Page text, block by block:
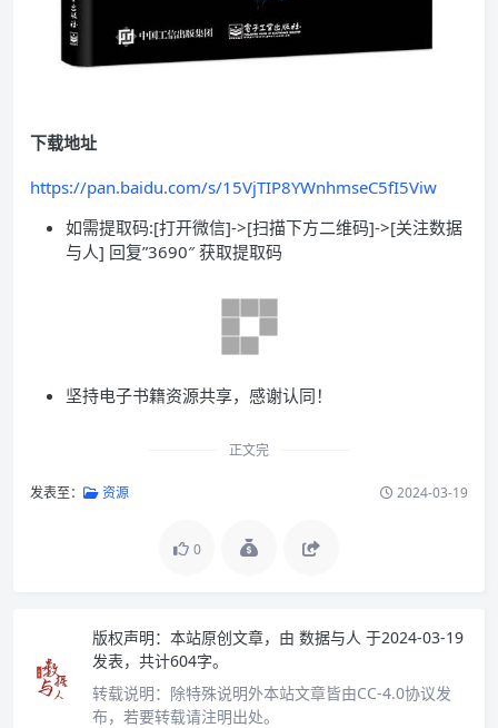
下载地址
https://pan.baidu.com/s/15VjTIP8YWnhmseC5fI5Viw
如需提取码:[打开微信]->[扫描下方二维码]->[关注数据
与人] 回复”3690″ 获取提取码
坚持电子书籍资源共享，感谢认同！
正文完
发表至： 资源 2024-03-19
0
版权声明： 本站原创文章，由 数据与人 于2024-03-19
发表，共计604字。
转载说明： 除特殊说明外本站文章皆由CC-4.0协议发
布，若要转载请注明出处。